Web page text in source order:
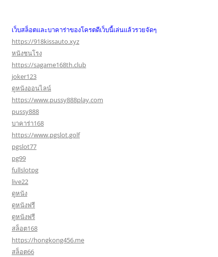
เว็บสล็อตและบาคาร่าของโครตดีเว็บนี้เล่นแล้วรวยจัดๆ
https://918kissauto.xyz
หนังชนโรง
https://sagame168th.club
joker123
ดูหนังออนไลน์
https://www.pussy888play.com
pussy888
บาคาร่า168
https://www.pgslot.golf
pgslot77
pg99
fullslotpg
live22
ดูหนัง
ดูหนังฟรี
ดูหนังฟรี
สล็อต168
https://hongkong456.me
สล็อต66